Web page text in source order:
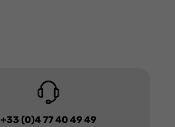
+33 (0)4 77 40 49 49